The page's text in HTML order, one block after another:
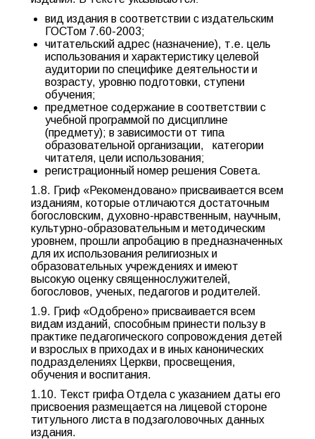
вид издания в соответствии с издательским
ГОСТом 7.60-2003;
читательский адрес (назначение), т.е. цель
использования и характеристику целевой
аудитории по специфике деятельности и
возрасту, уровню подготовки, ступени
обучения;
предметное содержание в соответствии с
учебной программой по дисциплине
(предмету); в зависимости от типа
образовательной организации,
категории
читателя, цели использования;
регистрационный номер решения Совета.
1.8. Гриф «Рекомендовано» присваивается всем
изданиям, которые отличаются достаточным
богословским, духовно-нравственным, научным,
культурно-образовательным и методическим
уровнем, прошли апробацию в предназначенных
для их использования религиозных и
образовательных учреждениях и имеют
высокую оценку священнослужителей,
богословов, ученых, педагогов и родителей.
1.9. Гриф «Одобрено» присваивается всем
видам изданий, способным принести пользу в
практике педагогического сопровождения детей
и взрослых в приходах и в иных канонических
подразделениях Церкви, просвещения,
обучения и воспитания.
1.10. Текст грифа Отдела с указанием даты его
присвоения размещается на лицевой стороне
титульного листа в подзаголовочных данных
издания.